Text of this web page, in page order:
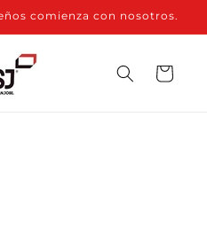
comienza con nosotros.
Carrito